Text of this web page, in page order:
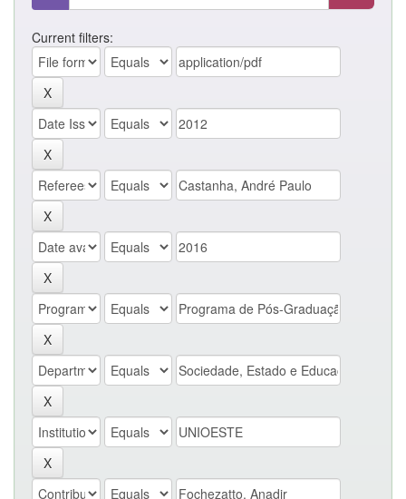
Current filters: